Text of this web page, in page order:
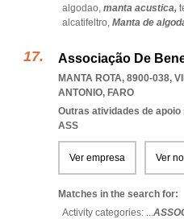
algodao, manta acustica,
alcatifeltro, Manta de
Associação De
MANTA ROTA, 8900-038,
ANTONIO, FARO
Outras atividades de
ASS
Ver empresa Ver
Matches in the search for:
Activity categories: ...